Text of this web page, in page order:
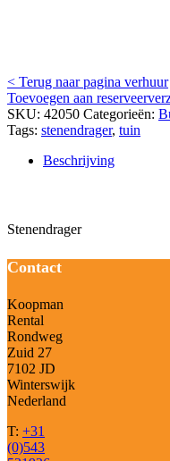
< Terug naar pagina verhuur
Toevoegen aan
SKU: 42050 Categorieën:
Tags: stenendrager, tuin
Beschrijving
Stenendrager
Contact
Koopman
Rental
Rondweg
Zuid 27
7102 JD
Winterswijk
Nederland
T: +31
(0)543